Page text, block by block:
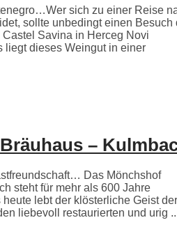
sich zu einer Reise
sollte unbedingt einen Besuch
Savina in Herceg Novi
liegt dieses Weingut in einer
–
Das Mönchshof
steht für mehr als 600 Jahre
lebt der klösterliche Geist der
liebevoll restaurierten und urig